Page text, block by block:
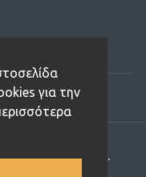
για την
Rights Reserved.